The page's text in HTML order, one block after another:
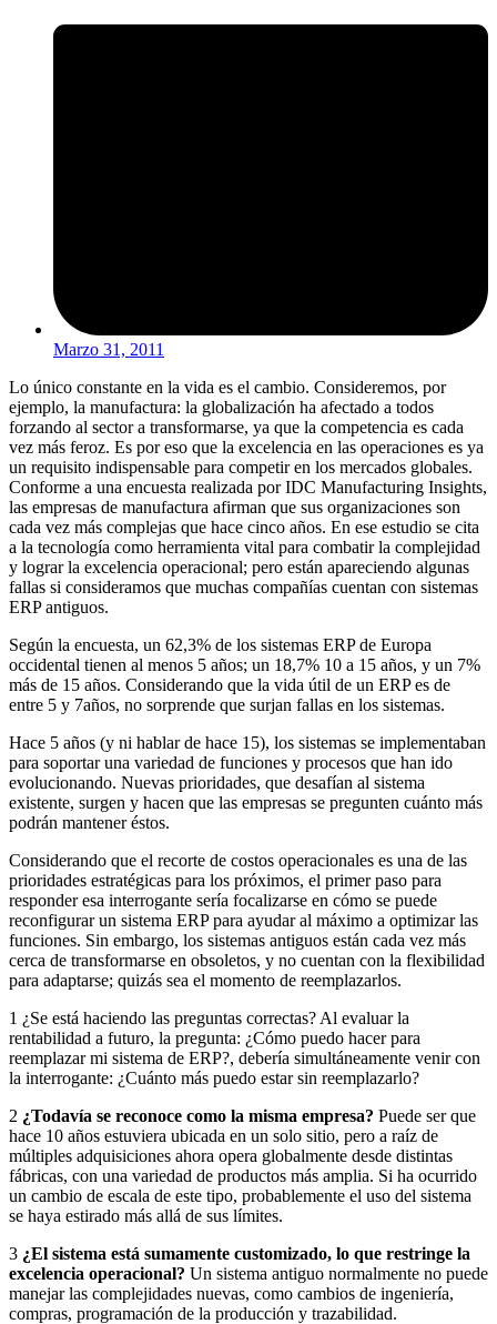
Marzo 31, 2011
Lo único constante en la vida es el cambio. Consideremos, por
ejemplo, la manufactura: la globalización ha afectado a todos
forzando al sector a transformarse, ya que la competencia es cada
vez más feroz. Es por eso que la excelencia en las operaciones es ya
un requisito indispensable para competir en los mercados globales.
Conforme a una encuesta realizada por IDC Manufacturing Insights,
las empresas de manufactura afirman que sus organizaciones son
cada vez más complejas que hace cinco años. En ese estudio se cita
a la tecnología como herramienta vital para combatir la complejidad
y lograr la excelencia operacional; pero están apareciendo algunas
fallas si consideramos que muchas compañías cuentan con sistemas
ERP antiguos.
Según la encuesta, un 62,3% de los sistemas ERP de Europa
occidental tienen al menos 5 años; un 18,7% 10 a 15 años, y un 7%
más de 15 años. Considerando que la vida útil de un ERP es de
entre 5 y 7años, no sorprende que surjan fallas en los sistemas.
Hace 5 años (y ni hablar de hace 15), los sistemas se implementaban
para soportar una variedad de funciones y procesos que han ido
evolucionando. Nuevas prioridades, que desafían al sistema
existente, surgen y hacen que las empresas se pregunten cuánto más
podrán mantener éstos.
Considerando que el recorte de costos operacionales es una de las
prioridades estratégicas para los próximos, el primer paso para
responder esa interrogante sería focalizarse en cómo se puede
reconfigurar un sistema ERP para ayudar al máximo a optimizar las
funciones. Sin embargo, los sistemas antiguos están cada vez más
cerca de transformarse en obsoletos, y no cuentan con la flexibilidad
para adaptarse; quizás sea el momento de reemplazarlos.
1 ¿Se está haciendo las preguntas correctas? Al evaluar la
rentabilidad a futuro, la pregunta: ¿Cómo puedo hacer para
reemplazar mi sistema de ERP?, debería simultáneamente venir con
la interrogante: ¿Cuánto más puedo estar sin reemplazarlo?
2 ¿Todavía se reconoce como la misma empresa? Puede ser que
hace 10 años estuviera ubicada en un solo sitio, pero a raíz de
múltiples adquisiciones ahora opera globalmente desde distintas
fábricas, con una variedad de productos más amplia. Si ha ocurrido
un cambio de escala de este tipo, probablemente el uso del sistema
se haya estirado más allá de sus límites.
3 ¿El sistema está sumamente customizado, lo que restringe la
excelencia operacional? Un sistema antiguo normalmente no puede
manejar las complejidades nuevas, como cambios de ingeniería,
compras, programación de la producción y trazabilidad.